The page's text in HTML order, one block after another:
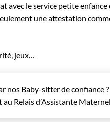
avec le service petite enfance
une attestation
jeux…
nos Baby-sitter de confiance
Relais d’Assistante